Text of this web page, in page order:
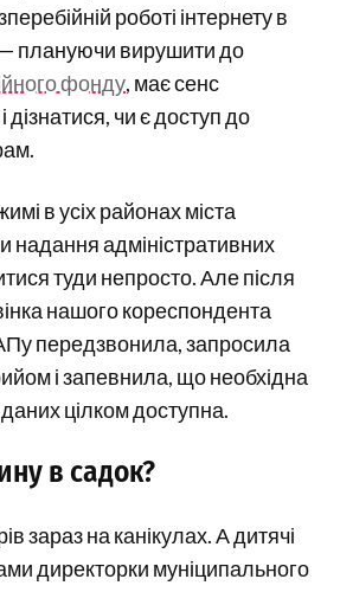
роботі інтернету в
— плануючи вирушити до
фонду, має сенс
чи є доступ до
в усіх районах міста
адміністративних
туди непросто. Але після
нашого кореспондента
передзвонила, запросила
і запевнила, що необхідна
цілком доступна.
в садок?
зараз на канікулах. А дитячі
директорки муніципального